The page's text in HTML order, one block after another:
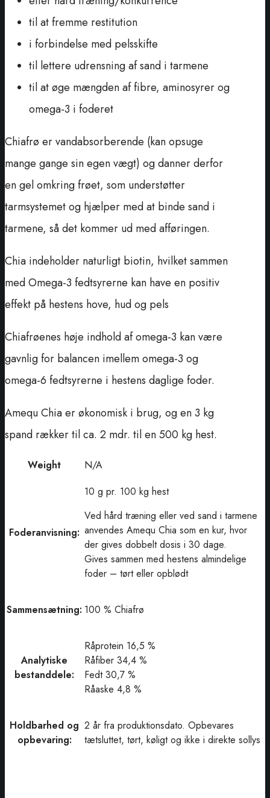
til at fremme restitution
i forbindelse med pelsskifte
til lettere udrensning af sand i tarmene
til at øge mængden af fibre, aminosyrer og
omega-3 i foderet
Chiafrø er vandabsorberende (kan opsuge
mange gange sin egen vægt) og danner derfor
en gel omkring frøet, som understøtter
tarmsystemet og hjælper med at binde sand i
tarmene, så det kommer ud med afføringen.
Chia indeholder naturligt biotin, hvilket sammen
med Omega-3 fedtsyrerne kan have en positiv
effekt på hestens hove, hud og pels
Chiafrøenes høje indhold af omega-3 kan være
gavnlig for balancen imellem omega-3 og
omega-6 fedtsyrerne i hestens daglige foder.
Amequ Chia er økonomisk i brug, og en 3 kg
spand rækker til ca. 2 mdr. til en 500 kg hest.
Weight N/A
Foderanvisning:
10 g pr. 100 kg hest
Ved hård træning eller ved sand i tarmene
anvendes Amequ Chia som en kur, hvor
der gives dobbelt dosis i 30 dage.
Gives sammen med hestens almindelige
foder – tørt eller opblødt
Sammensætning: 100 % Chiafrø
Analytiske
bestanddele:
Råprotein 16,5 %
Råfiber 34,4 %
Fedt 30,7 %
Råaske 4,8 %
Holdbarhed og
opbevaring:
2 år fra produktionsdato. Opbevares
tætsluttet, tørt, køligt og ikke i direkte sollys